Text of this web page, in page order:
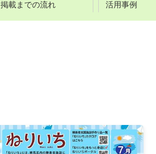
掲載までの流れ 活用事例